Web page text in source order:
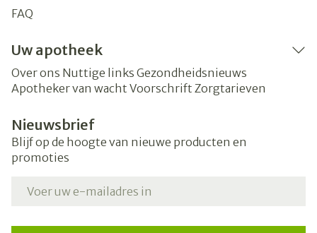
FAQ
Uw apotheek
Over ons Nuttige links Gezondheidsnieuws
Apotheker van wacht Voorschrift Zorgtarieven
Nieuwsbrief
Blijf op de hoogte van nieuwe producten en
promoties